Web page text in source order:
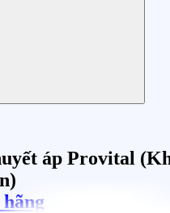
áp Provital